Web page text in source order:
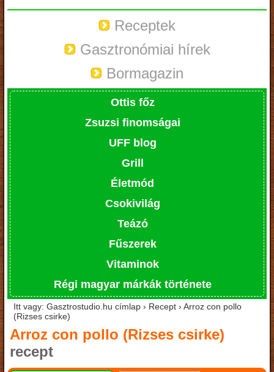
Receptek
Gasztronómiai hírek
Bormagazin
Ottis főz
Zsuzsi finomságai
UFF blog
Grill
Életmód
Csokivilág
Teázó
Fűszerek
Vitaminok
Régi magyar márkák története
Itt vagy: Gasztrostudio.hu címlap › Recept › Arroz con pollo
(Rizses csirke)
Arroz con pollo (Rizses csirke)
recept